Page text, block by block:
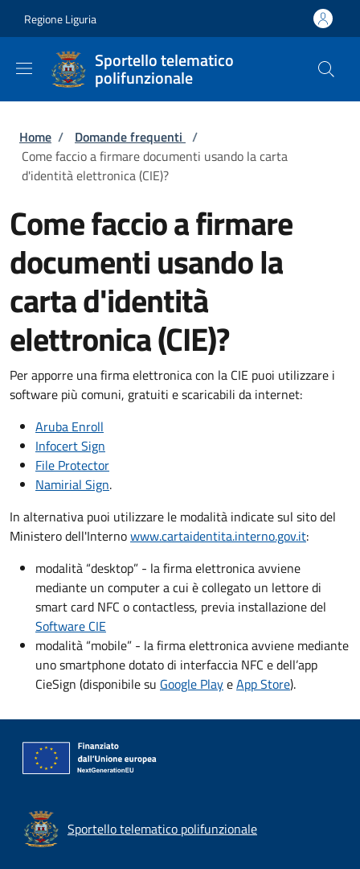
Regione Liguria
Sportello telematico
polifunzionale
Briciole di pane
Home / Domande frequenti /
Come faccio a firmare documenti usando la carta
d'identità elettronica (CIE)?
Come faccio a firmare
documenti usando la
carta d'identità
elettronica (CIE)?
Per apporre una firma elettronica con la CIE puoi utilizzare i
software più comuni, gratuiti e scaricabili da internet:
Aruba Enroll
Infocert Sign
File Protector
Namirial Sign.
In alternativa puoi utilizzare le modalità indicate sul sito del
Ministero dell'Internowww.cartaidentita.interno.gov.it:
modalità “desktop” - la firma elettronica avviene
mediante un computer a cui è collegato un lettore di
smart card NFC o contactless, previa installazione del
Software CIE
modalità “mobile” - la firma elettronica avviene mediante
uno smartphone dotato di interfaccia NFC e dell’app
CieSign (disponibile su Google PlayeApp Store).
Sportello telematico polifunzionale